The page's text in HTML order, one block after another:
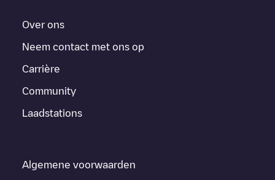
Over ons
Neem contact met ons op
Carrière
Community
Laadstations
Algemene voorwaarden